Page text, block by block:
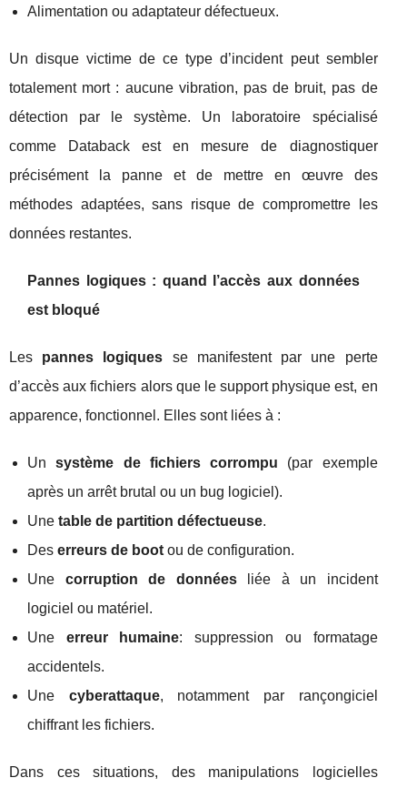
Alimentation ou adaptateur défectueux.
Un disque victime de ce type d’incident peut sembler
totalement mort : aucune vibration, pas de bruit, pas de
détection par le système. Un laboratoire spécialisé
comme Databack est en mesure de diagnostiquer
précisément la panne et de mettre en œuvre des
méthodes adaptées, sans risque de compromettre les
données restantes.
Pannes logiques : quand l’accès aux données
est bloqué
Les pannes logiques se manifestent par une perte
d’accès aux fichiers alors que le support physique est, en
apparence, fonctionnel. Elles sont liées à :
Unsystème de fichiers corrompu (par exemple
après un arrêt brutal ou un bug logiciel).
Une table de partition défectueuse.
Des erreurs de boot ou de configuration.
Une corruption de donnéesliée à un incident
logiciel ou matériel.
Une erreur humaine: suppression ou formatage
accidentels.
Une cyberattaque, notamment par rançongiciel
chiffrant les fichiers.
Dans ces situations, des manipulations logicielles